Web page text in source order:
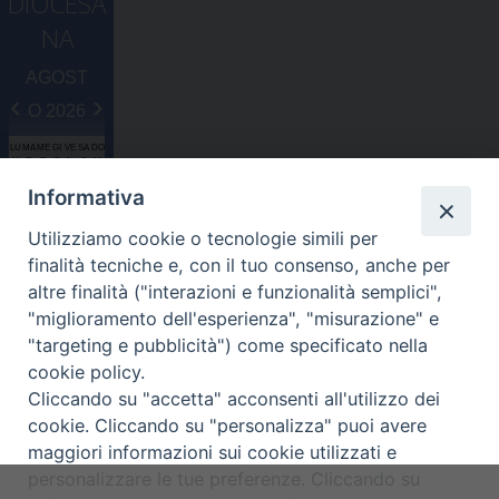
N
MA
R
ME
R
GI
O
VE
N
SA
B
DO
M
2 2 3 3
4 5 6 7 8 9
1
1
1
2
1
3
1
4
1
5
1
6
8
1
9
2
0
2
1
2
2
2
3
2
5
2
6
2
7
2
8
2
9
3
0
1 2 3 4 5 6
Diocesi di Assisi - Nocera Umbra - Gualdo
Informativa
Utilizziamo cookie o tecnologie simili per
finalità tecniche e, con il tuo consenso, anche per
altre finalità ("interazioni e funzionalità semplici",
"miglioramento dell'esperienza", "misurazione" e
"targeting e pubblicità") come specificato nella
cookie policy.
Cliccando su "accetta" acconsenti all'utilizzo dei
cookie. Cliccando su "personalizza" puoi avere
maggiori informazioni sui cookie utilizzati e